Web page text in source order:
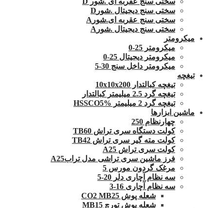
سختی سنج دیجیتال .شورD
سختی سنج عقربه ای.شورA
سختی سنج دیجیتال .شورA
میکرومتر
میکرومتر 25-0
میکرومتر دیجیتال 25-0
میکرومتر داخل سنج 30-5
تیغچه
تیغچه کبالتدار 10x10x200
تیغچه گرد 2.5 میلیمتر کبالتدار
تیغچه گرد 2 میلیمتر HSSCO5%
ماشین ابزارها
چهارنظام 250
کولت دستگاه سری تراش TB60
کولت مته گیر سری تراش TB42
کولت سری تراش A25
فرز ماشین سری تراشی مدل ترابA25
مرغک گردون مورس 5
سه نظام آچاری دلر 20-5
سه نظام آچاری 16-3
شعله پوش CO2 MB25
شعله پوش تورچ MB15